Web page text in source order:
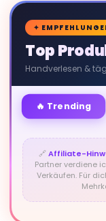
✦
Top
Handverlesen &
🔥 Trending
🔗Affiliate-
Partner verdiene
Verkäufen. Für